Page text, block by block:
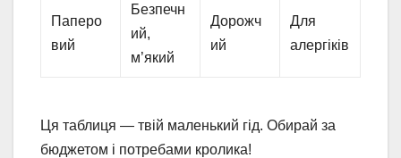
Паперо
вий
Безпечн
ий,
м’який
Дорожч
ий
Для
алергіків
Ця таблиця — твій маленький гід. Обирай за
бюджетом і потребами кролика!